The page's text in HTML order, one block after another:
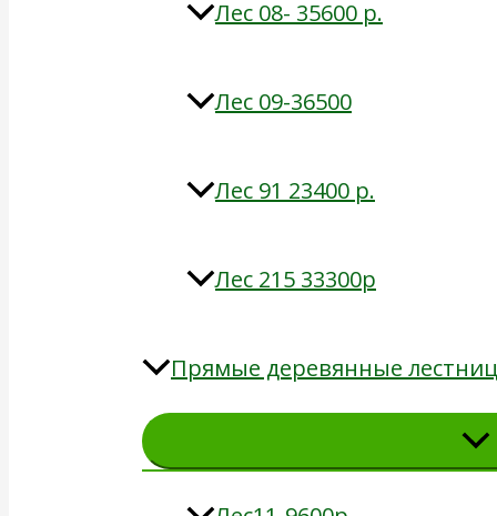
Лес 08- 35600 р.
Лес 09-36500
Лес 91 23400 р.
Лес 215 33300р
Прямые деревянные